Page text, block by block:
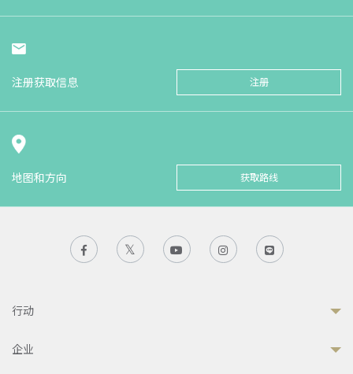
注册获取信息 注册
地图和方向 获取路线
行动
企业